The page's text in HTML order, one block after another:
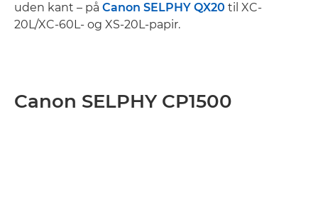
uden kant – på Canon SELPHY QX20 til XC-
20L/XC-60L- og XS-20L-papir.
Canon SELPHY CP1500